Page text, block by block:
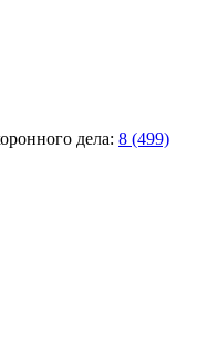
дела: 8 (499)